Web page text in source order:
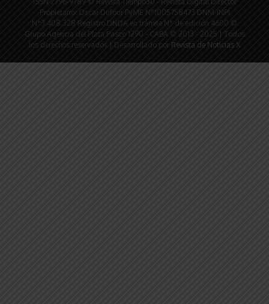
Propietario: Oscar Dufour PyME N°1005758473 DNM-INPI
N°3.408.328 Registro DNDA en trámite N° de edición 4600 ©
Grupo Agencia del Plata Pasco 1290 - CABA © 2013 - 2025 | Todos
los derechos reservados | Desarrollado por Revista de Noticias X